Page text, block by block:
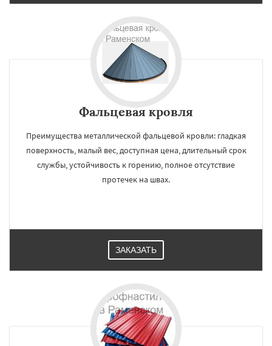
Фальцевая кровля
Преимущества металлической фальцевой кровли: гладкая
поверхность, малый вес, доступная цена, длительный срок
службы, устойчивость к горению, полное отсутствие
протечек на швах.
ЗАКАЗАТЬ